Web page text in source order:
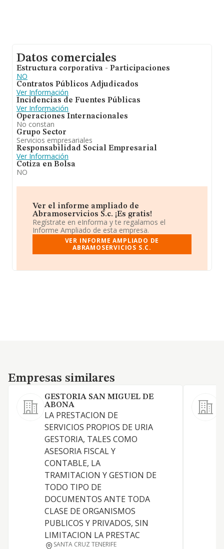
Datos comerciales
Estructura corporativa - Participaciones
NO
Contratos Públicos Adjudicados
Ver Información
Incidencias de Fuentes Públicas
Ver Información
Operaciones Internacionales
No constan
Grupo Sector
Servicios empresariales
Responsabilidad Social Empresarial
Ver Información
Cotiza en Bolsa
NO
Ver el informe ampliado de
Abramoservicios S.c. ¡Es gratis!
Regístrate en eInforma y te regalamos el
Informe Ampliado de esta empresa.
VER INFORME AMPLIADO DE
ABRAMOSERVICIOS S.C.
Empresas similares
Empresas similares
GESTORIA SAN MIGUEL DE
ABONA
LA PRESTACION DE
SERVICIOS PROPIOS DE URIA
GESTORIA, TALES COMO
ASESORIA FISCAL Y
CONTABLE, LA
TRAMITACION Y GESTION DE
TODO TIPO DE
DOCUMENTOS ANTE TODA
CLASE DE ORGANISMOS
PUBLICOS Y PRIVADOS, SIN
LIMITACION LA PRESTAC
SANTA CRUZ TENERIFE